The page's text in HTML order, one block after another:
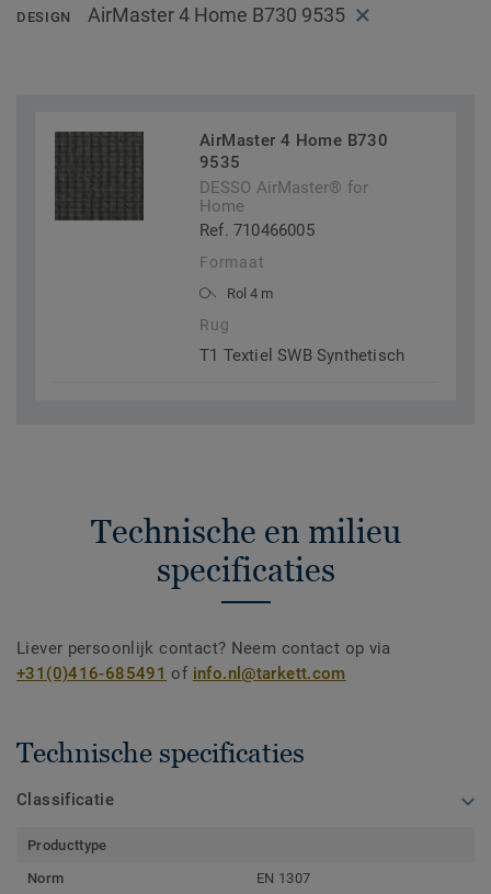
DESIGN AirMaster 4 Home B730 9535
AirMaster 4 Home B730
9535
DESSO AirMaster® for
Home
Ref. 710466005
Formaat
Rol 4 m
Rug
T1 Textiel SWB Synthetisch
Technische en milieu
specificaties
Liever persoonlijk contact? Neem contact op via
+31(0)416-685491 of info.nl@tarkett.com
Technische specificaties
Classificatie
Producttype
Norm
EN 1307